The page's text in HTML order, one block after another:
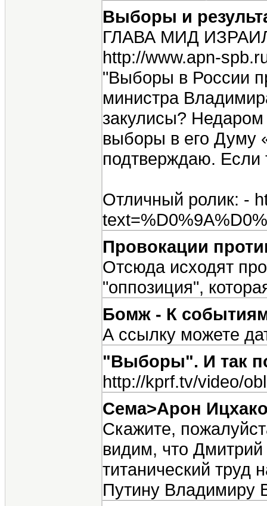
Выборы и
ГЛАВА МИД
http://www.apn-
"Выборы в России
министра
закулисы? Недаром
выборы в его Думу
подтверждаю.
Отличный ролик: -
Провокации
Отсюда исходят
"оппозиция",
Бомж - К
А ссылку можете
"Выборы". И так
http://kprf.tv/video/
Сема>Арон
Скажите,
видим, что Дмитрий
титанический труд
Путину Владимиру